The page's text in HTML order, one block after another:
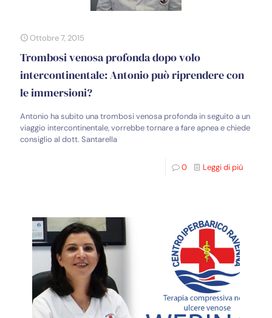
Ottobre 7, 2015
Trombosi venosa profonda dopo volo
intercontinentale: Antonio può riprendere con
le immersioni?
Antonio ha subito una trombosi venosa profonda in seguito a un
viaggio intercontinentale, vorrebbe tornare a fare apnea e chiede
consiglio al dott. Santarella
0 Leggi di più